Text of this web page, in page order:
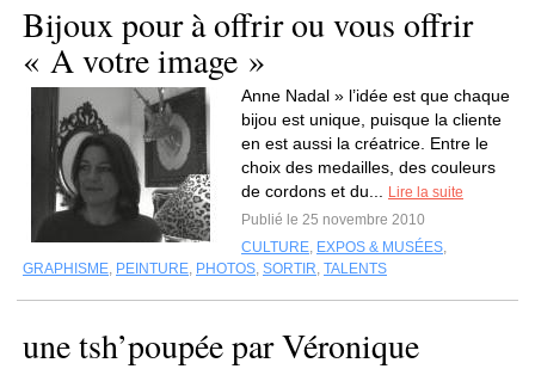
Bijoux pour à offrir ou vous offrir
« A votre image »
Anne Nadal » l’idée est que chaque
bijou est unique, puisque la cliente
en est aussi la créatrice. Entre le
choix des medailles, des couleurs
de cordons et du...
Lire la suite
Publié le 25 novembre 2010
CULTURE, EXPOS & MUSÉES,
GRAPHISME, PEINTURE, PHOTOS, SORTIR, TALENTS
une tsh’poupée par Véronique